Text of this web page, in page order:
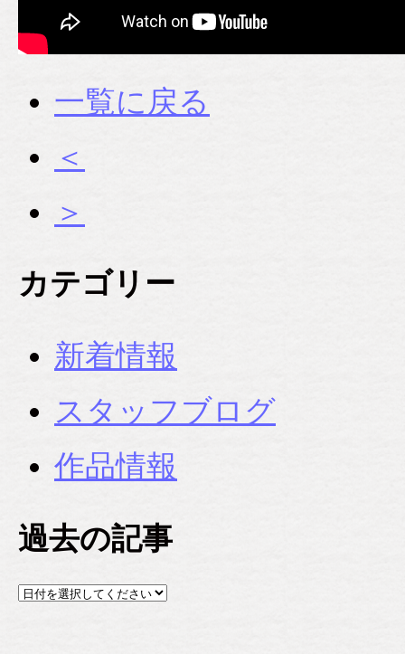
一覧に戻る
＜
＞
カテゴリー
新着情報
スタッフブログ
作品情報
過去の記事